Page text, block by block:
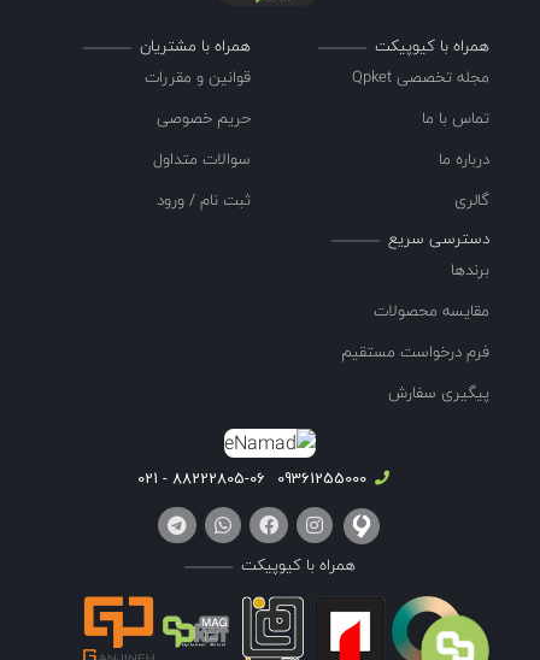
همراه با کیوپیکت
مجله تخصصی Qpket
تماس با ما
درباره ما
گالری
همراه با مشتریان
قوانین و مقررات
حریم خصوصی
سوالات متداول
ثبت نام / ورود
دسترسی سریع
برندها
مقایسه محصولات
فرم درخواست مستقیم
پیگیری سفارش
09361255000
88222805-06 - 021
همراه با کیوپیکت